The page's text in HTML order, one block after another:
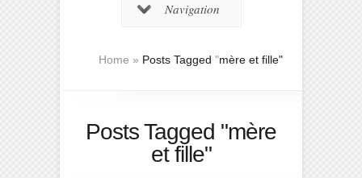
Navigation
Home » Posts Tagged "mère et fille"
Posts Tagged "mère
et fille"